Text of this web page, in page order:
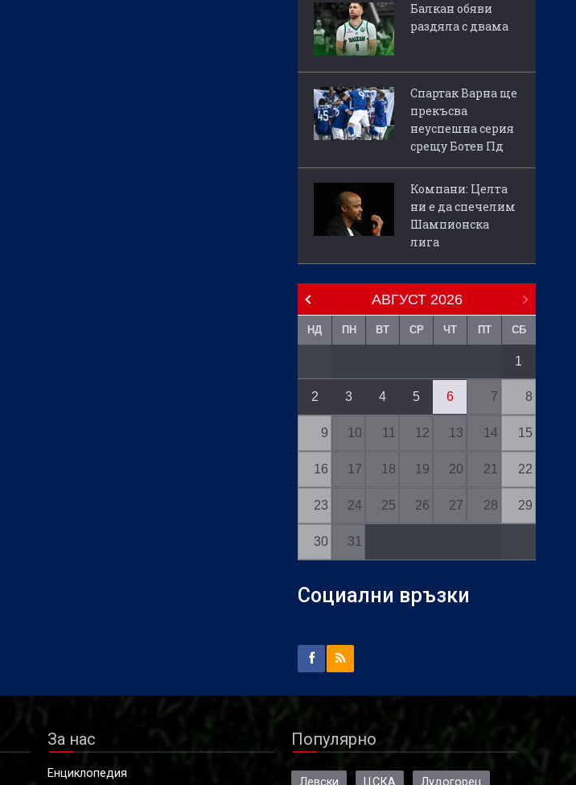
Балкан обяви
раздяла с двама
Спартак Варна ще
прекъсва
неуспешна серия
срещу Ботев Пд
Компани: Целта
ни е да спечелим
Шампионска
лига
АВГУСТ 2026
НД ПН ВТ СР ЧТ ПТ СБ
1
2 3 4 5 6 7 8
9 10 11 12 13 14 15
16 17 18 19 20 21 22
23 24 25 26 27 28 29
30 31
Социални връзки
За нас
Енциклопедия
Популярно